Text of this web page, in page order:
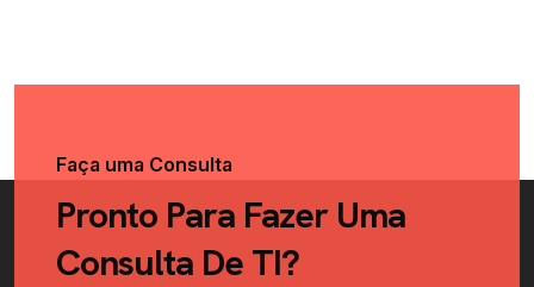
Faça uma Consulta
Pronto Para Fazer Uma
Consulta De TI?